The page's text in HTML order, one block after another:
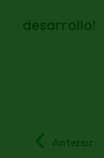
desarrollo!
Anterior